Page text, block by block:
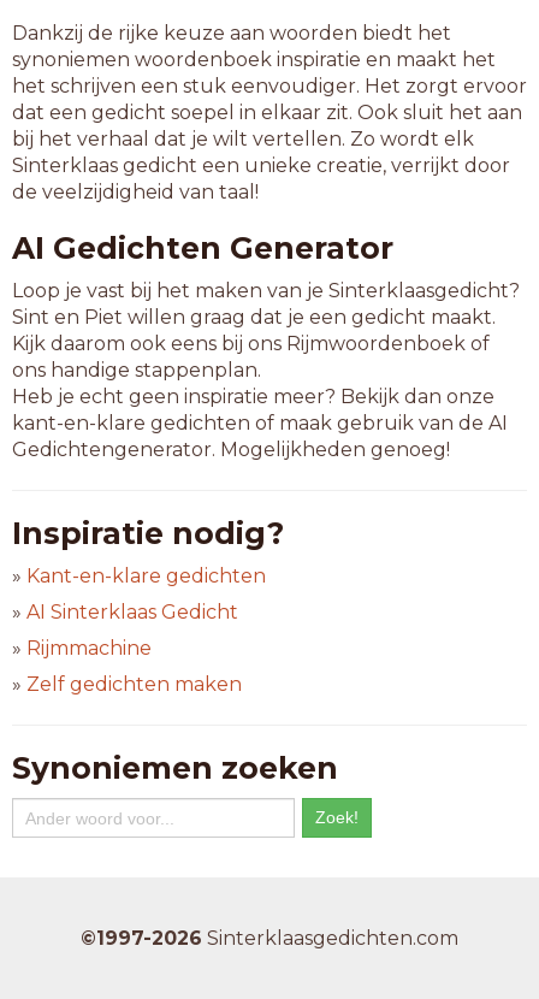
Dankzij de rijke keuze aan woorden biedt het
synoniemen woordenboek inspiratie en maakt het
het schrijven een stuk eenvoudiger. Het zorgt ervoor
dat een gedicht soepel in elkaar zit. Ook sluit het aan
bij het verhaal dat je wilt vertellen. Zo wordt elk
Sinterklaas gedicht een unieke creatie, verrijkt door
de veelzijdigheid van taal!
AI Gedichten Generator
Loop je vast bij het maken van je Sinterklaasgedicht?
Sint en Piet willen graag dat je een gedicht maakt.
Kijk daarom ook eens bij ons Rijmwoordenboek of
ons handige stappenplan.
Heb je echt geen inspiratie meer? Bekijk dan onze
kant-en-klare gedichten of maak gebruik van de AI
Gedichtengenerator. Mogelijkheden genoeg!
Inspiratie nodig?
» Kant-en-klare gedichten
» AI Sinterklaas Gedicht
» Rijmmachine
» Zelf gedichten maken
Synoniemen zoeken
©1997-2026 Sinterklaasgedichten.com